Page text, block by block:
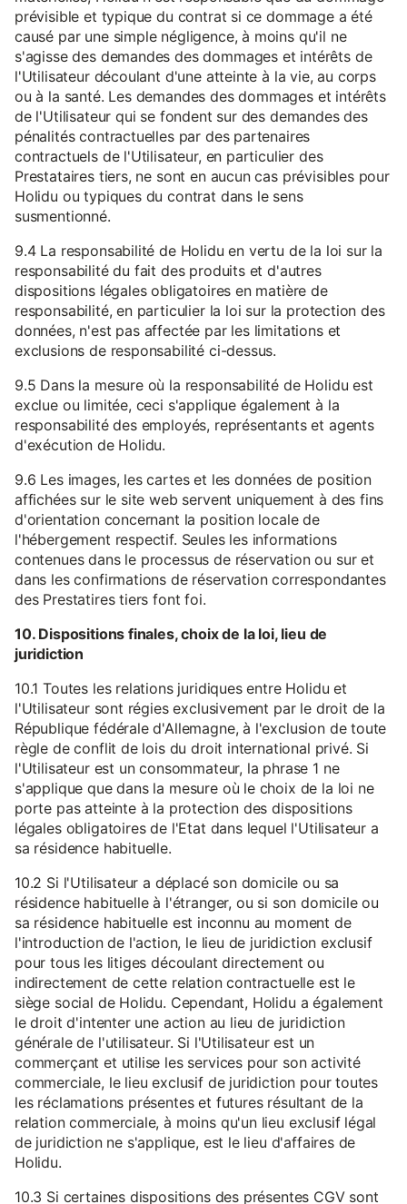
prévisible et typique du contrat si ce dommage a été
causé par une simple négligence, à moins qu'il ne
s'agisse des demandes des dommages et intérêts de
l'Utilisateur découlant d'une atteinte à la vie, au corps
ou à la santé. Les demandes des dommages et intérêts
de l'Utilisateur qui se fondent sur des demandes des
pénalités contractuelles par des partenaires
contractuels de l'Utilisateur, en particulier des
Prestataires tiers, ne sont en aucun cas prévisibles pour
Holidu ou typiques du contrat dans le sens
susmentionné.
9.4 La responsabilité de Holidu en vertu de la loi sur la
responsabilité du fait des produits et d'autres
dispositions légales obligatoires en matière de
responsabilité, en particulier la loi sur la protection des
données, n'est pas affectée par les limitations et
exclusions de responsabilité ci-dessus.
9.5 Dans la mesure où la responsabilité de Holidu est
exclue ou limitée, ceci s'applique également à la
responsabilité des employés, représentants et agents
d'exécution de Holidu.
9.6 Les images, les cartes et les données de position
affichées sur le site web servent uniquement à des fins
d'orientation concernant la position locale de
l'hébergement respectif. Seules les informations
contenues dans le processus de réservation ou sur et
dans les confirmations de réservation correspondantes
des Prestatires tiers font foi.
10. Dispositions finales, choix de la loi, lieu de
juridiction
10.1 Toutes les relations juridiques entre Holidu et
l'Utilisateur sont régies exclusivement par le droit de la
République fédérale d'Allemagne, à l'exclusion de toute
règle de conflit de lois du droit international privé. Si
l'Utilisateur est un consommateur, la phrase 1 ne
s'applique que dans la mesure où le choix de la loi ne
porte pas atteinte à la protection des dispositions
légales obligatoires de l'Etat dans lequel l'Utilisateur a
sa résidence habituelle.
10.2 Si l'Utilisateur a déplacé son domicile ou sa
résidence habituelle à l'étranger, ou si son domicile ou
sa résidence habituelle est inconnu au moment de
l'introduction de l'action, le lieu de juridiction exclusif
pour tous les litiges découlant directement ou
indirectement de cette relation contractuelle est le
siège social de Holidu. Cependant, Holidu a également
le droit d'intenter une action au lieu de juridiction
générale de l'utilisateur. Si l'Utilisateur est un
commerçant et utilise les services pour son activité
commerciale, le lieu exclusif de juridiction pour toutes
les réclamations présentes et futures résultant de la
relation commerciale, à moins qu'un lieu exclusif légal
de juridiction ne s'applique, est le lieu d'affaires de
Holidu.
10.3 Si certaines dispositions des présentes CGV sont